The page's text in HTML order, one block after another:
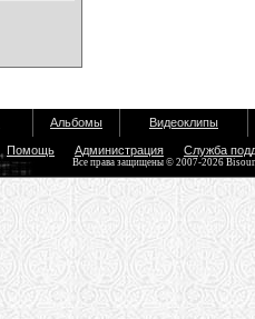
Альбомы Видеоклипы
Помощь Администрация Служба
Все права защищены © 2007-2026